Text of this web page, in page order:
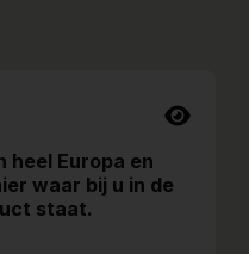
heel Europa en
waar bij u in de
staat.